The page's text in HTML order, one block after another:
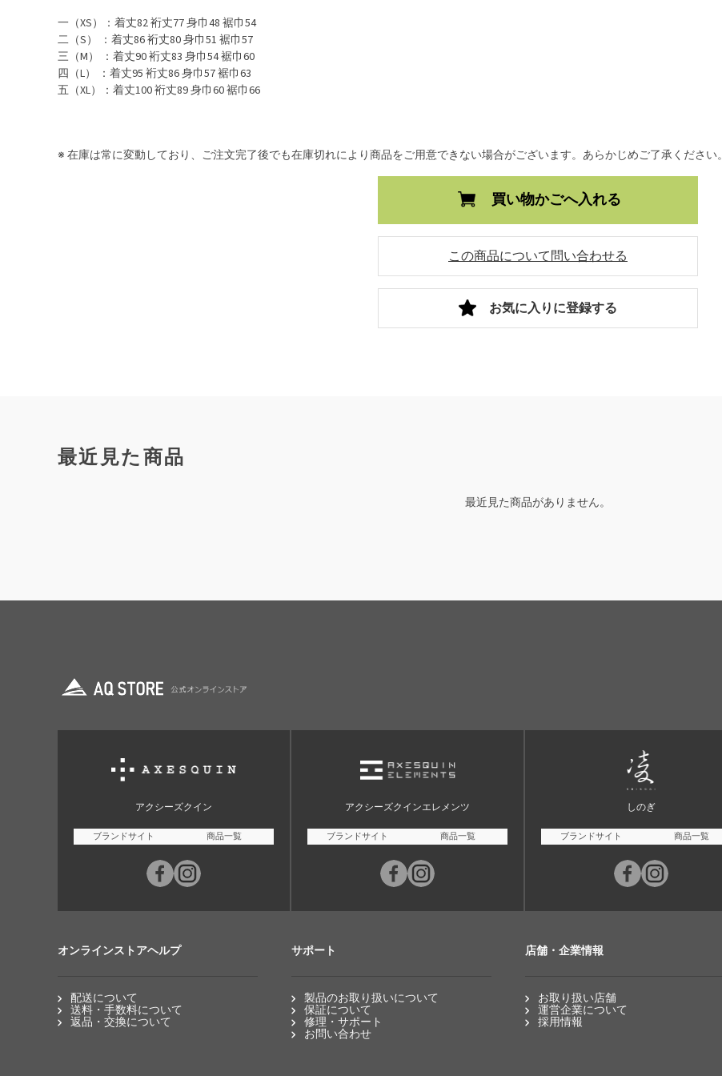
一（XS）：着丈82 裄丈77 身巾48 裾巾54
二（S） ：着丈86 裄丈80 身巾51 裾巾57
三（M） ：着丈90 裄丈83 身巾54 裾巾60
四（L） ：着丈95 裄丈86 身巾57 裾巾63
五（XL）：着丈100 裄丈89 身巾60 裾巾66
※ 在庫は常に変動しており、ご注文完了後でも在庫切れにより商品をご用意できない場合がございます。あらかじめご了承ください。
買い物かごへ入れる
この商品について問い合わせる
お気に入りに登録する
最近見た商品
最近見た商品がありません。
アクシーズクイン
ブランドサイト 商品一覧
アクシーズクインエレメンツ
ブランドサイト 商品一覧
しのぎ
ブランドサイト 商品一覧
オンラインストアヘルプ
配送について
送料・手数料について
返品・交換について
サポート
製品のお取り扱いについて
保証について
修理・サポート
お問い合わせ
店舗・企業情報
お取り扱い店舗
運営企業について
採用情報